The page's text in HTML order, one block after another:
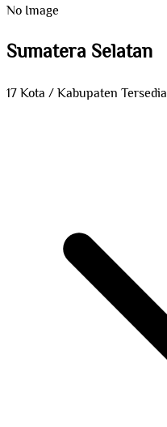
No Image
Sumatera Selatan
17 Kota / Kabupaten Tersedia